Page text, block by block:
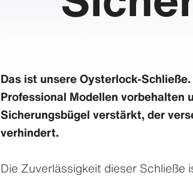
Das ist unsere Oysterlock-
Professional Modellen vorbehalten
Sicherungsbügel verstärkt, der
verhindert.
Die Zuverlässigkeit dieser Schließe